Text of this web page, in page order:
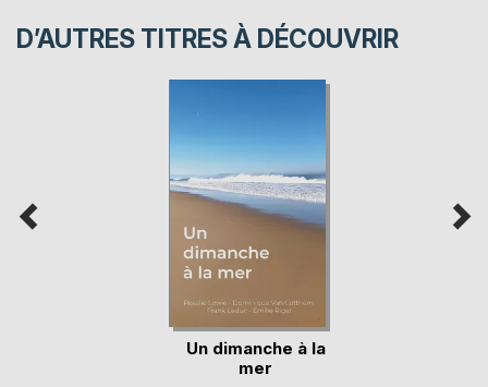
D’AUTRES TITRES À DÉCOUVRIR
Un dimanche à la
mer